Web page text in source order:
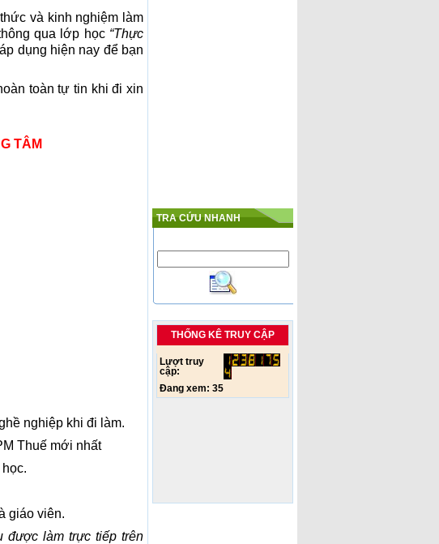
và kinh nghiệm làm
qua lớp học “Thực
dụng hiện nay để bạn
toàn tự tin khi đi xin
TÂM
nghiệp khi đi làm.
Thuế mới nhất
giáo viên.
được làm trực tiếp trên
TRA CỨU NHANH
THỐNG KÊ TRUY CẬP
Lượt truy
cập:
Đang xem: 35